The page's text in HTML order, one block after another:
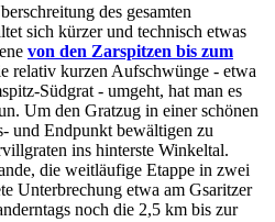
des gesamten
sich kürzer und technisch etwas
von den Zarspitzen bis zum
relativ kurzen Aufschwünge - etwa
Südgrat - umgeht, hat man es
Um den Gratzug in einer schönen
und Endpunkt bewältigen zu
ins hinterste Winkeltal.
die weitläufige Etappe in zwei
Unterbrechung etwa am Gsaritzer
noch die 2,5 km bis zur